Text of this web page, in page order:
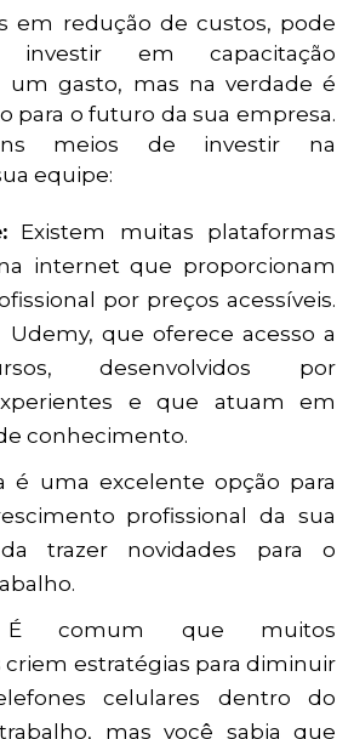
em redução de custos, pode
em capacitação
um gasto, mas na verdade é
para o futuro da sua empresa.
meios de investir na
equipe:
Existem muitas plataformas
internet que proporcionam
por preços acessíveis.
que oferece acesso a
desenvolvidos por
e que atuam em
conhecimento.
é uma excelente opção para
profissional da sua
trazer novidades para o
É comum que muitos
estratégias para diminuir
celulares dentro do
mas você sabia que